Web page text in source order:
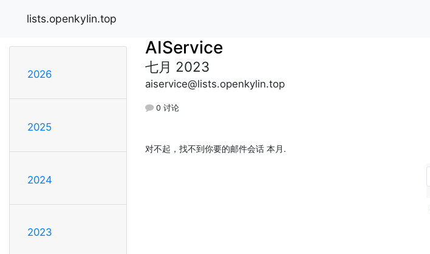
lists.openkylin.top
2026
2025
2024
2023
AIService
七月 2023
aiservice@lists.openkylin.top
0 讨论
对不起，找不到你要的邮件会话 本月.